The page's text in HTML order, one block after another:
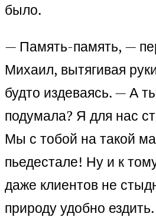
было.
— Память-память, —
Михаил, вытягивая
будто издеваясь. — А
подумала? Я для нас
Мы с тобой на такой
пьедестале! Ну и к
даже клиентов не
природу удобно ездить.